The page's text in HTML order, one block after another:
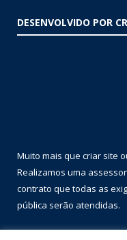
DESENVOLVIDO POR
Muito mais que criar site
Realizamos uma
contrato que todas as
pública serão atendidas.